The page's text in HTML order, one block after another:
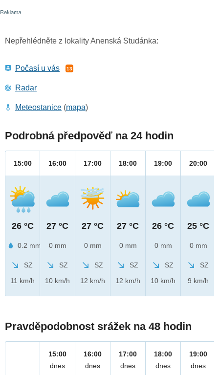
Nepřehlédněte z lokality Anenská Studánka:
Počasí u vás 13
Radar
Meteostanice (mapa)
Podrobná předpověď na 24 hodin
15:00
26 °C
0.2 mm
SZ
11 km/h
16:00
27 °C
0 mm
SZ
10 km/h
17:00
27 °C
0 mm
SZ
12 km/h
18:00
27 °C
0 mm
SZ
12 km/h
19:00
26 °C
0 mm
SZ
10 km/h
20:00
25 °C
0 mm
SZ
9 km/h
Pravděpodobnost srážek na 48 hodin
15:00
dnes
16:00
dnes
17:00
dnes
18:00
dnes
19:00
dnes